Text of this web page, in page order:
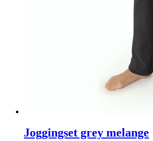
Joggingset grey melange